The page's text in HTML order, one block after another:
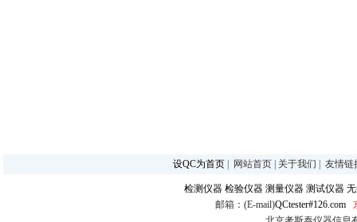
设QC为首页 网站首页 关于我们 友情链
检测仪器 检验仪器 测量仪器 测试仪器
邮箱：(E-mail)QCtester#126.com